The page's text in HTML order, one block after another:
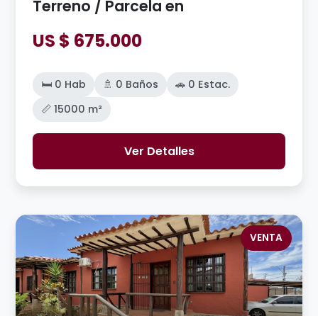
Terreno / Parcela en
US $ 675.000
🛏️ 0 Hab 🚿 0 Baños
🚗 0 Estac.
📏 15000 m²
Ver Detalles
VENTA